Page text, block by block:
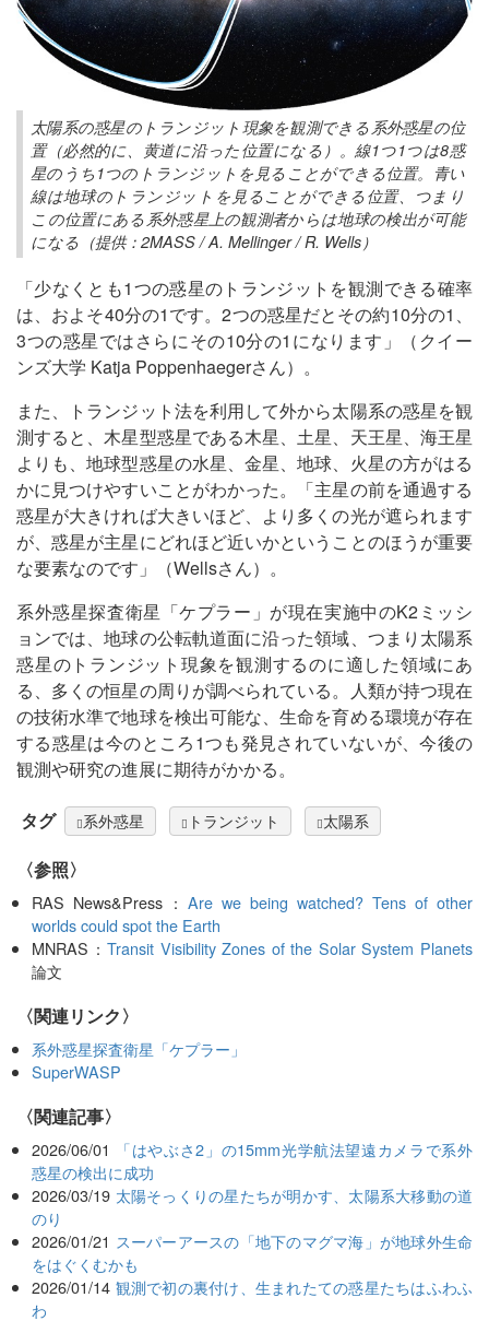
太陽系の惑星のトランジット現象を観測できる系外惑星の位
置（必然的に、黄道に沿った位置になる）。線1つ1つは8惑
星のうち1つのトランジットを見ることができる位置。青い
線は地球のトランジットを見ることができる位置、つまり
この位置にある系外惑星上の観測者からは地球の検出が可能
になる（提供：2MASS / A. Mellinger / R. Wells）
「少なくとも1つの惑星のトランジットを観測できる確率
は、およそ40分の1です。2つの惑星だとその約10分の1、
3つの惑星ではさらにその10分の1になります」（クイー
ンズ大学 Katja Poppenhaegerさん）。
また、トランジット法を利用して外から太陽系の惑星を観
測すると、木星型惑星である木星、土星、天王星、海王星
よりも、地球型惑星の水星、金星、地球、火星の方がはる
かに見つけやすいことがわかった。「主星の前を通過する
惑星が大きければ大きいほど、より多くの光が遮られます
が、惑星が主星にどれほど近いかということのほうが重要
な要素なのです」（Wellsさん）。
系外惑星探査衛星「ケプラー」が現在実施中のK2ミッシ
ョンでは、地球の公転軌道面に沿った領域、つまり太陽系
惑星のトランジット現象を観測するのに適した領域にあ
る、多くの恒星の周りが調べられている。人類が持つ現在
の技術水準で地球を検出可能な、生命を育める環境が存在
する惑星は今のところ1つも発見されていないが、今後の
観測や研究の進展に期待がかかる。
タグ 系外惑星 トランジット 太陽系
〈参照〉
RAS News&Press： Are we being watched? Tens of other
worlds could spot the Earth
MNRAS：Transit Visibility Zones of the Solar System Planets
論文
〈関連リンク〉
系外惑星探査衛星「ケプラー」
SuperWASP
関連記事
2026/06/01
「はやぶさ2」の15mm光学航法望遠カメラで系外
惑星の検出に成功
2026/03/19 太陽そっくりの星たちが明かす、太陽系大移動の道
のり
2026/01/21 スーパーアースの「地下のマグマ海」が地球外生命
をはぐくむかも
2026/01/14 観測で初の裏付け、生まれたての惑星たちはふわふ
わ